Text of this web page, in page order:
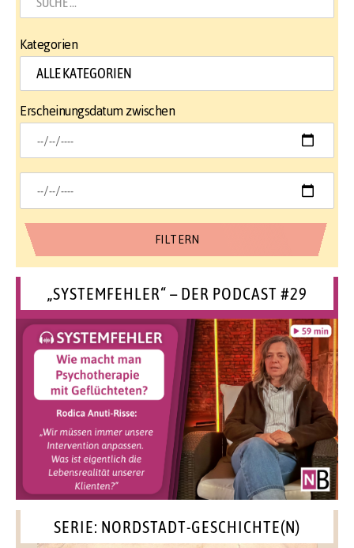
Kategorien
Erscheinungsdatum zwischen
„SYSTEMFEHLER“ – DER PODCAST #29
SERIE: NORDSTADT-GESCHICHTE(N)